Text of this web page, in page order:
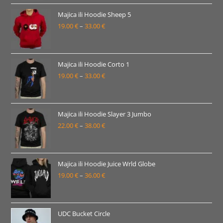
16.00 €
do
Majica ili Hoodie Sheep 5
19.00€– 33.00€Raspon
od
19.00 €
do
Majica ili Hoodie Corto 1
19.00€– 33.00€Raspon
od
19.00 €
do
Majica ili Hoodie Slayer 3 Jumbo
22.00€– 38.00€Raspon
od
22.00 €
do
Majica ili Hoodie Juice Wrld Globe
19.00€– 36.00€Raspon
od
19.00 €
UDC Bucket Circle